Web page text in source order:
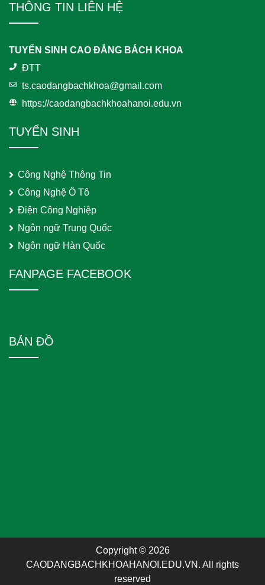
THÔNG TIN LIÊN HỆ
TUYỂN SINH CAO ĐẲNG BÁCH KHOA
ĐTT
ts.caodangbachkhoa@gmail.com
https://caodangbachkhoahanoi.edu.vn
TUYỂN SINH
Công Nghệ Thông Tin
Công Nghệ Ô Tô
Điện Công Nghiệp
Ngôn ngữ Trung Quốc
Ngôn ngữ Hàn Quốc
FANPAGE FACEBOOK
BẢN ĐỒ
Copyright © 2026
CAODANGBACHKHOAHANOI.EDU.VN. All rights
reserved